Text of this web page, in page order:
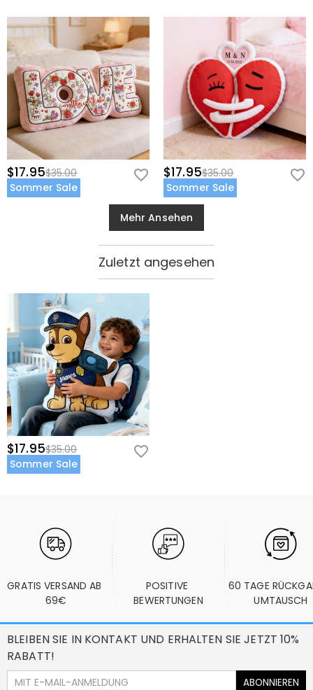
$17.95$35.00
Sommer Sale
$17.95$35.00
Sommer Sale
Mehr Ansehen
Zuletzt angesehen
$17.95$35.00
Sommer Sale
GRATIS VERSAND AB
69€
POSITIVE
BEWERTUNGEN
60 TAGE
UMTAUSCH
BLEIBEN SIE IN KONTAKT UND ERHALTEN SIE JETZT 10%
RABATT!
ABONNIEREN